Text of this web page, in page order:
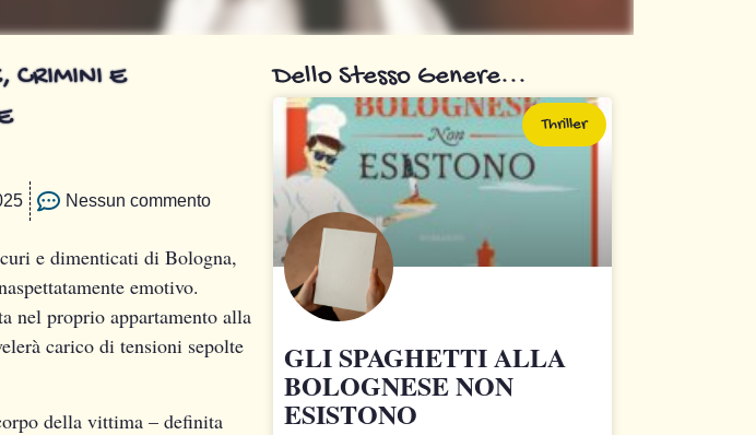
CRIMINI E
Nessun commento
e dimenticati di Bologna,
emotivo.
nel proprio appartamento alla
carico di tensioni sepolte
della vittima – definita
Dello Stesso Genere...
Thriller
GLI SPAGHETTI ALLA
BOLOGNESE NON
ESISTONO